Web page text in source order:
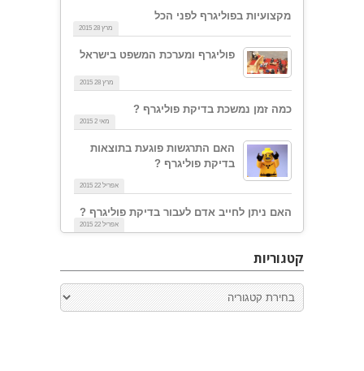
מקצועיות בפוליגרף לפני הכל
מרץ 28 2015
פוליגרף ומערכת המשפט בישראל
מרץ 28 2015
כמה זמן נמשכת בדיקת פוליגרף ?
מאי 2 2015
האם התרגשות פוגעת בתוצאות
בדיקת פוליגרף ?
אפריל 22 2015
האם ניתן לחייב אדם לעבור בדיקת פוליגרף ?
אפריל 22 2015
קטגוריות